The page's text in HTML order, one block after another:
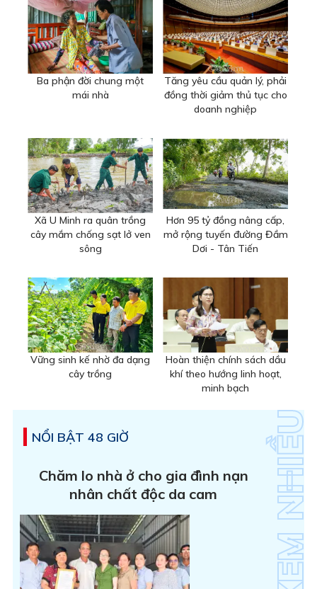
Ba phận đời chung một
mái nhà
Tăng yêu cầu quản lý, phải
đồng thời giảm thủ tục cho
doanh nghiệp
Xã U Minh ra quân trồng
cây mắm chống sạt lở ven
sông
Hơn 95 tỷ đồng nâng cấp,
mở rộng tuyến đường Đầm
Dơi - Tân Tiến
Vững sinh kế nhờ đa dạng
cây trồng
Hoàn thiện chính sách dầu
khí theo hướng linh hoạt,
minh bạch
NỔI BẬT 48 GIỜ
Chăm lo nhà ở cho gia đình nạn
nhân chất độc da cam